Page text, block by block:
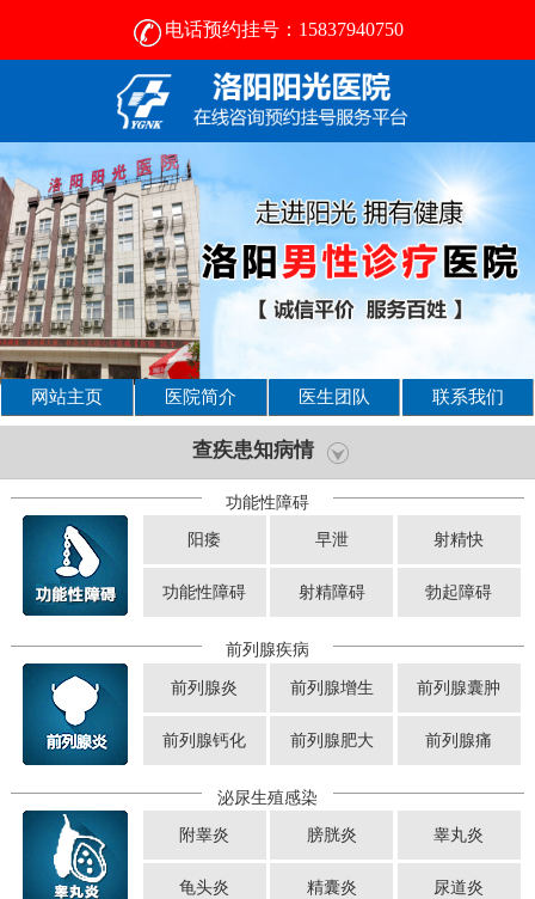
电话预约挂号：15837940750
网站主页 医院简介 医生团队 联系我们
查疾患知病情
功能性障碍
阳痿 早泄 射精快
功能性障碍 射精障碍 勃起障碍
前列腺疾病
前列腺炎 前列腺增生 前列腺囊肿
前列腺钙化 前列腺肥大 前列腺痛
泌尿生殖感染
附睾炎 膀胱炎 睾丸炎
龟头炎 精囊炎 尿道炎